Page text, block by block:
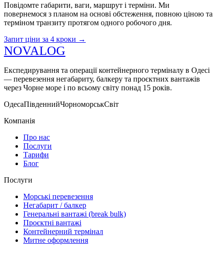
Повідомте габарити, ваги, маршрут і терміни. Ми
повернемося з планом на основі обстеження, повною ціною та
терміном транзиту протягом одного робочого дня.
Запит ціни за 4 кроки →
NOVALOG
Експедирування та операції контейнерного терміналу в Одесі
— перевезення негабариту, балкеру та проєктних вантажів
через Чорне море і по всьому світу понад 15 років.
ОдесаПівденнийЧорноморськСвіт
Компанія
Про нас
Послуги
Тарифи
Блог
Послуги
Морські перевезення
Негабарит / балкер
Генеральні вантажі (break bulk)
Проєктні вантажі
Контейнерний термінал
Митне оформлення